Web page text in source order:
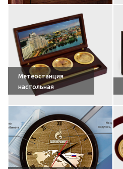
Метеостанция
настольная